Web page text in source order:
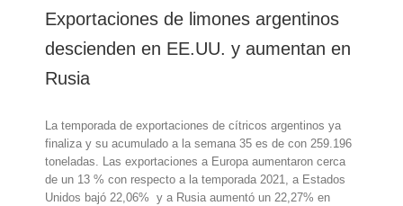
Exportaciones de limones argentinos
descienden en EE.UU. y aumentan en
Rusia
La temporada de exportaciones de cítricos argentinos ya
finaliza y su acumulado a la semana 35 es de con 259.196
toneladas. Las exportaciones a Europa aumentaron cerca
de un 13 % con respecto a la temporada 2021, a Estados
Unidos bajó 22,06% y a Rusia aumentó un 22,27% en